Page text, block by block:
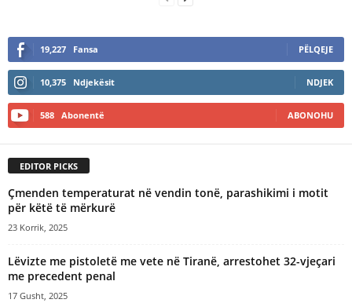
19,227 Fansa PËLQEJE
10,375 Ndjekësit NDJEK
588 Abonentë ABONOHU
EDITOR PICKS
Çmenden temperaturat në vendin tonë, parashikimi i motit
për këtë të mërkurë
23 Korrik, 2025
Lëvizte me pistoletë me vete në Tiranë, arrestohet 32-vjeçari
me precedent penal
17 Gusht, 2025